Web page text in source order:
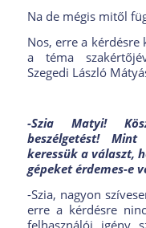
Na de mégis mitől
Nos, erre a kérdésre
a téma
Szegedi László
-Szia Matyi!
beszélgetést!
keressük a választ,
gépeket érdemes-e
-Szia, nagyon
erre a kérdésre
felhasználói igény